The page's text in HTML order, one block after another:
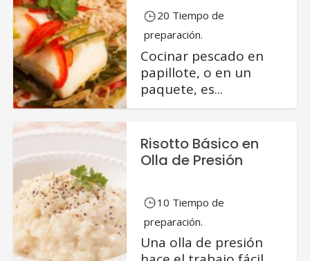
20 Tiempo de
preparación.
Cocinar pescado en
papillote, o en un
paquete, es...
Risotto Básico en
Olla de Presión
10 Tiempo de
preparación.
Una olla de presión